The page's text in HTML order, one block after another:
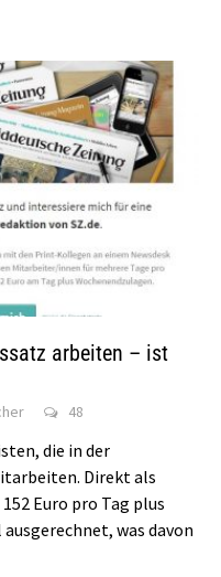
arbeiten – ist
48
die in der
Direkt als
Euro pro Tag plus
was davon